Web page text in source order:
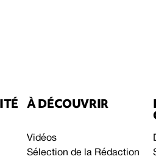
À DÉCOUVRIR
Vidéos
Sélection de la Rédaction